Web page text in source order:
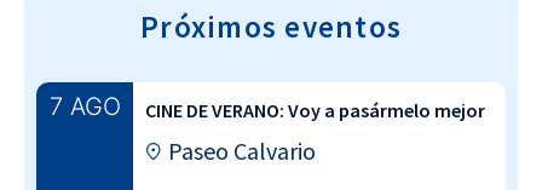
Próximos eventos
7 AGO CINE DE VERANO: Voy a pasármelo mejor
Paseo Calvario